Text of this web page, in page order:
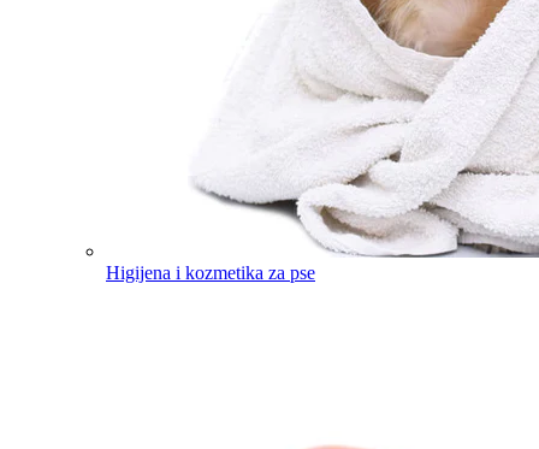
Higijena i kozmetika za pse